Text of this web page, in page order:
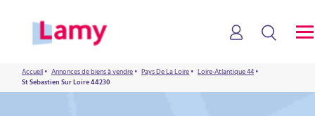
Accueil• Annonces de biens à vendre• Pays De La Loire• Loire-Atlantique 44•
St Sebastien Sur Loire 44230